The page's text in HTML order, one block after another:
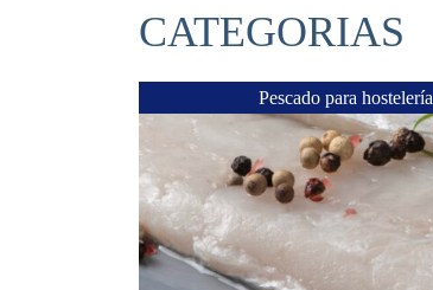
CATEGORIAS
Pescado para hostelería